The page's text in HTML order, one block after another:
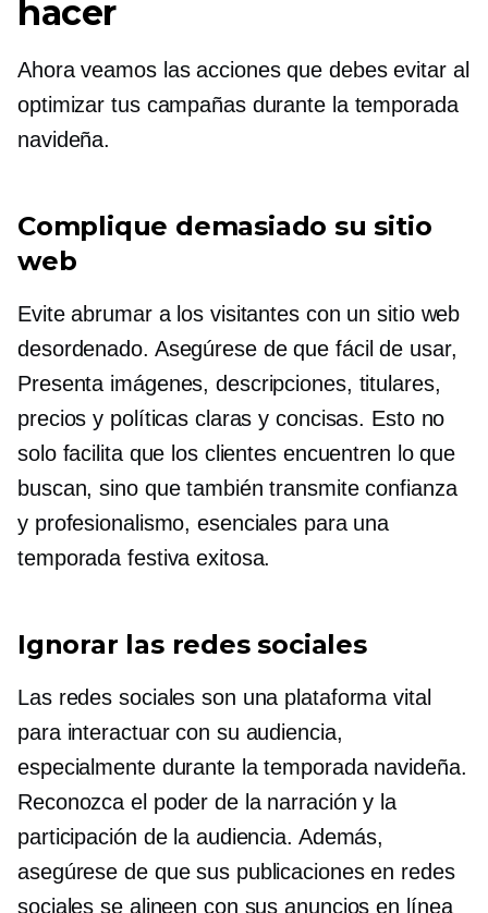
hacer
Ahora veamos las acciones que debes evitar al
optimizar tus campañas durante la temporada
navideña.
Complique demasiado su sitio
web
Evite abrumar a los visitantes con un sitio web
desordenado. Asegúrese de que fácil de usar,
Presenta imágenes, descripciones, titulares,
precios y políticas claras y concisas. Esto no
solo facilita que los clientes encuentren lo que
buscan, sino que también transmite confianza
y profesionalismo, esenciales para una
temporada festiva exitosa.
Ignorar las redes sociales
Las redes sociales son una plataforma vital
para interactuar con su audiencia,
especialmente durante la temporada navideña.
Reconozca el poder de la narración y la
participación de la audiencia. Además,
asegúrese de que sus publicaciones en redes
sociales se alineen con sus anuncios en línea